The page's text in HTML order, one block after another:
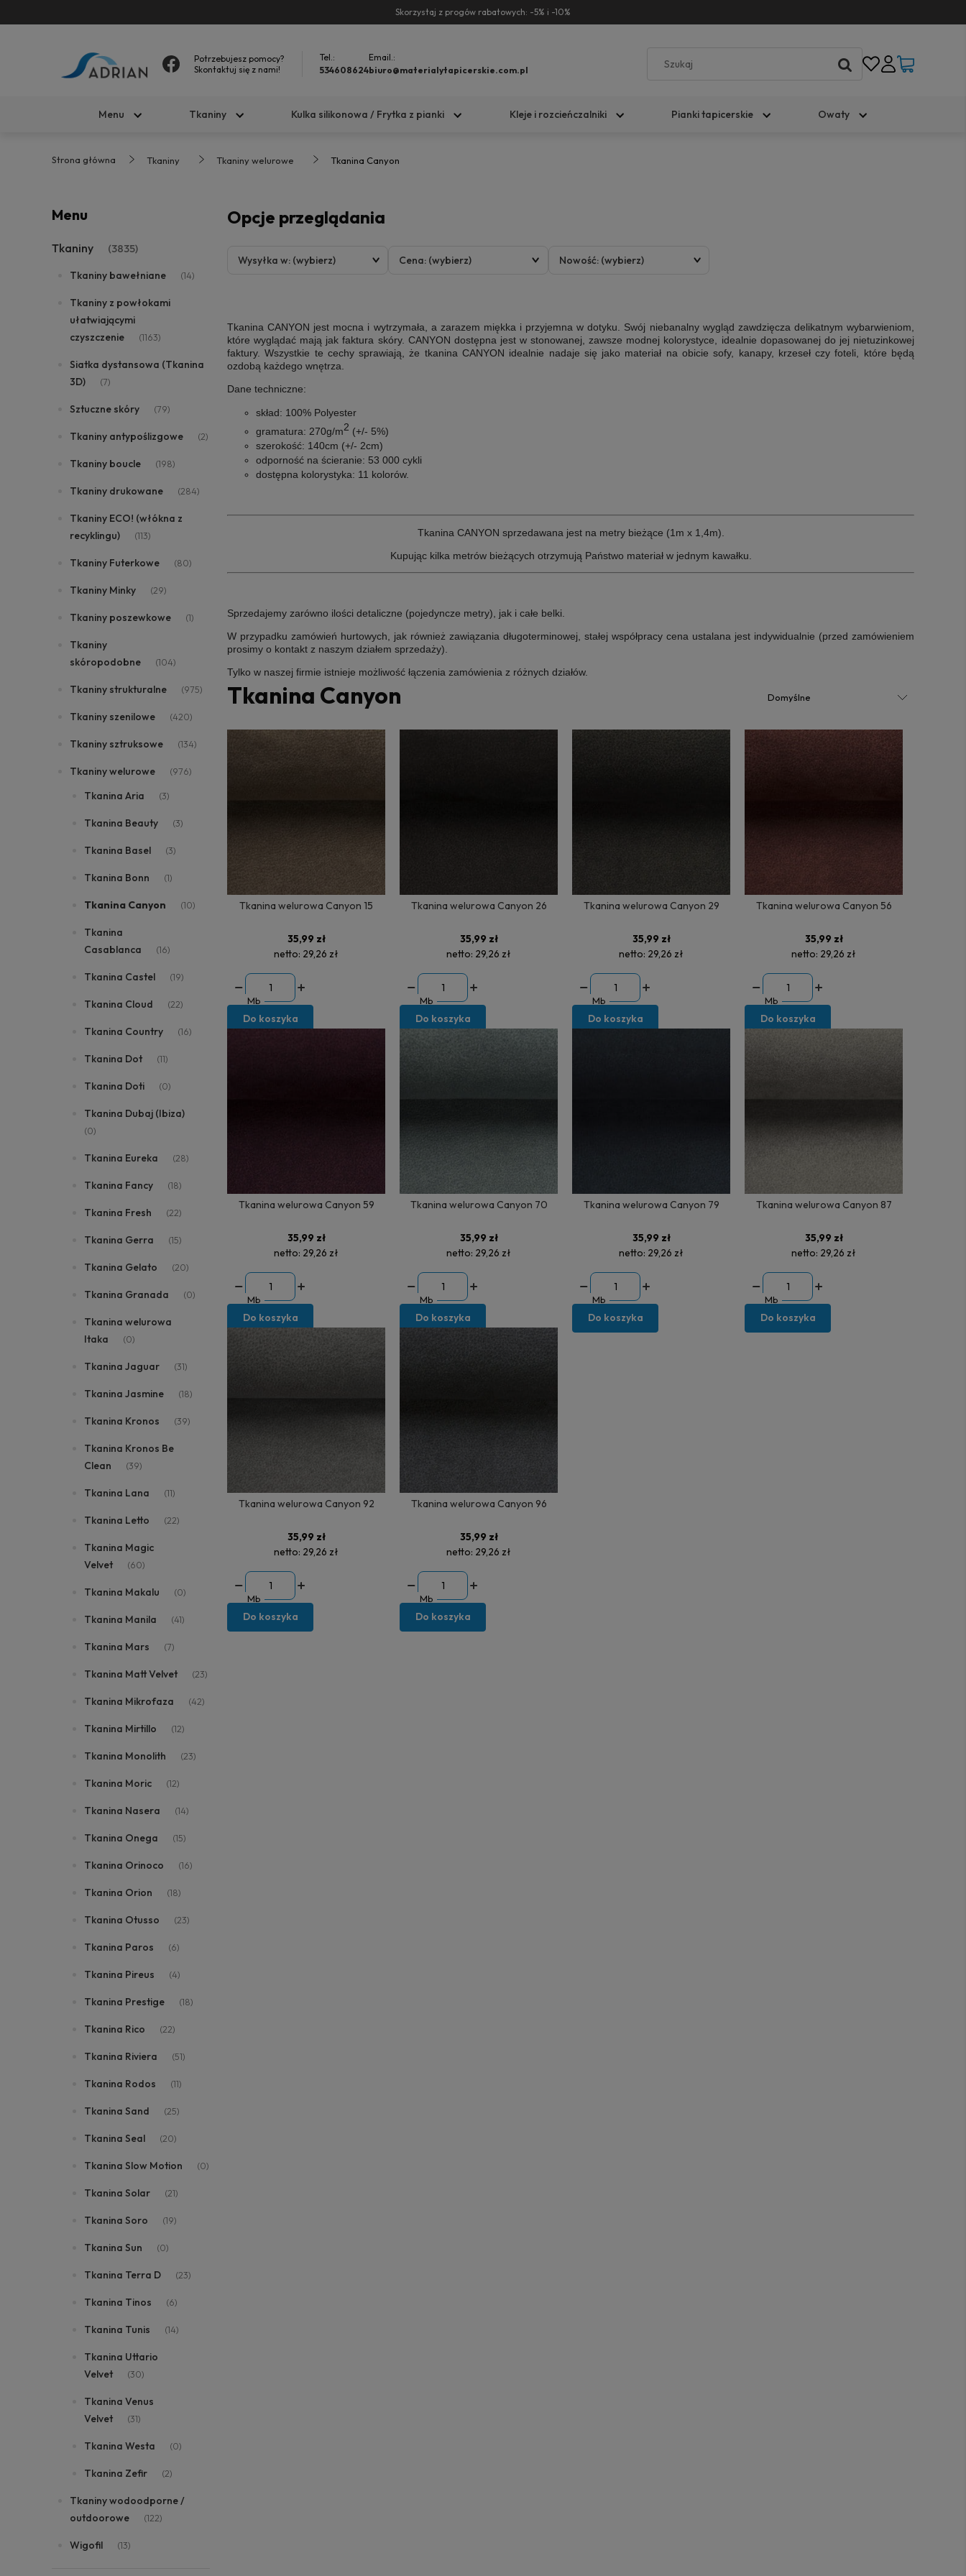
Skorzystaj z progów rabatowych: -5% i -10%
Potrzebujesz pomocy?
Skontaktuj się z nami!
Tel.:
534608624
Email.:
biuro@materialytapicerskie.com.pl
Menu Tkaniny Kulka silikonowa / Frytka z pianki Kleje i rozcieńczalniki Pianki tapicerskie Owaty
Strona główna Tkaniny Tkaniny welurowe Tkanina Canyon
Menu
Tkaniny (3835)
Tkaniny bawełniane (14)
Tkaniny z powłokami
ułatwiającymi
czyszczenie
(1163)
Siatka dystansowa (Tkanina
3D)
(7)
Sztuczne skóry (79)
Tkaniny antypoślizgowe (2)
Tkaniny boucle (198)
Tkaniny drukowane (284)
Tkaniny ECO! (włókna z
recyklingu)
(113)
Tkaniny Futerkowe (80)
Tkaniny Minky (29)
Tkaniny poszewkowe (1)
Tkaniny
skóropodobne
(104)
Tkaniny strukturalne (975)
Tkaniny szenilowe (420)
Tkaniny sztruksowe (134)
Tkaniny welurowe (976)
Tkanina Aria (3)
Tkanina Beauty (3)
Tkanina Basel (3)
Tkanina Bonn (1)
Tkanina Canyon (10)
Tkanina
Casablanca
(16)
Tkanina Castel (19)
Tkanina Cloud (22)
Tkanina Country (16)
Tkanina Dot (11)
Tkanina Doti (0)
Tkanina Dubaj (Ibiza)
(0)
Tkanina Eureka (28)
Tkanina Fancy (18)
Tkanina Fresh (22)
Tkanina Gerra (15)
Tkanina Gelato (20)
Tkanina Granada (0)
Tkanina welurowa
Itaka
(0)
Tkanina Jaguar (31)
Tkanina Jasmine (18)
Tkanina Kronos (39)
Tkanina Kronos Be
Clean
(39)
Tkanina Lana (11)
Tkanina Letto (22)
Tkanina Magic
Velvet
(60)
Tkanina Makalu (0)
Tkanina Manila (41)
Tkanina Mars (7)
Tkanina Matt Velvet (23)
Tkanina Mikrofaza (42)
Tkanina Mirtillo (12)
Tkanina Monolith (23)
Tkanina Moric (12)
Tkanina Nasera (14)
Tkanina Onega (15)
Tkanina Orinoco (16)
Tkanina Orion (18)
Tkanina Otusso (23)
Tkanina Paros (6)
Tkanina Pireus (4)
Tkanina Prestige (18)
Tkanina Rico (22)
Tkanina Riviera (51)
Tkanina Rodos (11)
Tkanina Sand (25)
Tkanina Seal (20)
Tkanina Slow Motion (0)
Tkanina Solar (21)
Tkanina Soro (19)
Tkanina Sun (0)
Tkanina Terra D (23)
Tkanina Tinos (6)
Tkanina Tunis (14)
Tkanina Uttario
Velvet
(30)
Tkanina Venus
Velvet
(31)
Tkanina Westa (0)
Tkanina Zefir (2)
Tkaniny wodoodporne /
outdoorowe
(122)
Wigofil (13)
Opcje przeglądania
Wysyłka w: (wybierz) Cena: (wybierz) Nowość: (wybierz)
Tkanina CANYON jest mocna i wytrzymała, a zarazem miękka i przyjemna w dotyku. Swój niebanalny wygląd zawdzięcza delikatnym wybarwieniom,
które wyglądać mają jak faktura skóry. CANYON dostępna jest w stonowanej, zawsze modnej kolorystyce, idealnie dopasowanej do jej nietuzinkowej
faktury. Wszystkie te cechy sprawiają, że tkanina CANYON idealnie nadaje się jako materiał na obicie sofy, kanapy, krzeseł czy foteli, które będą
ozdobą każdego wnętrza.
Dane techniczne:
skład: 100% Polyester
gramatura: 270g/m2 (+/- 5%)
szerokość: 140cm (+/- 2cm)
odporność na ścieranie: 53 000 cykli
dostępna kolorystyka: 11 kolorów.
Tkanina CANYON sprzedawana jest na metry bieżące (1m x 1,4m).
Kupując kilka metrów bieżących otrzymują Państwo materiał w jednym kawałku.
Sprzedajemy zarówno ilości detaliczne (pojedyncze metry), jak i całe belki.
W przypadku zamówień hurtowych, jak również zawiązania długoterminowej, stałej współpracy cena ustalana jest indywidualnie (przed zamówieniem
prosimy o kontakt z naszym działem sprzedaży).
Tylko w naszej firmie istnieje możliwość łączenia zamówienia z różnych działów.
Tkanina Canyon
Tkanina welurowa Canyon 15
35,99 zł
netto: 29,26 zł
Mb
Do koszyka
Tkanina welurowa Canyon 26
35,99 zł
netto: 29,26 zł
Mb
Do koszyka
Tkanina welurowa Canyon 29
35,99 zł
netto: 29,26 zł
Mb
Do koszyka
Tkanina welurowa Canyon 56
35,99 zł
netto: 29,26 zł
Mb
Do koszyka
Tkanina welurowa Canyon 59
35,99 zł
netto: 29,26 zł
Mb
Do koszyka
Tkanina welurowa Canyon 70
35,99 zł
netto: 29,26 zł
Mb
Do koszyka
Tkanina welurowa Canyon 79
35,99 zł
netto: 29,26 zł
Mb
Do koszyka
Tkanina welurowa Canyon 87
35,99 zł
netto: 29,26 zł
Mb
Do koszyka
Tkanina welurowa Canyon 92
35,99 zł
netto: 29,26 zł
Mb
Do koszyka
Tkanina welurowa Canyon 96
35,99 zł
netto: 29,26 zł
Mb
Do koszyka